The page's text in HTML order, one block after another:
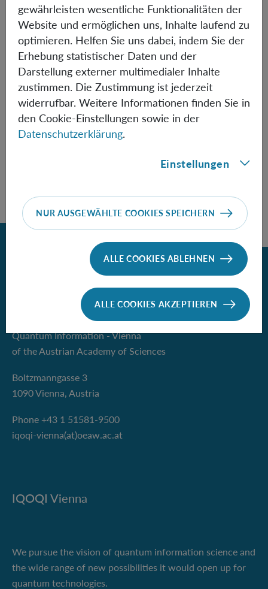
regimes of spins as well as cosmological observables built
from the full quantum group field theory description.
Informationen
Speaker:David Garcia(Ludwig-Maximilian
Institute for Quantum Optics and
Quantum Information - Vienna
of the Austrian Academy of Sciences
Boltzmanngasse 3
1090 Vienna, Austria
Phone +43 1 51581-9500
iqoqi-vienna(at)oeaw.ac.at
IQOQI Vienna
We pursue the vision of quantum information science and
the wide range of new possibilities it would open up for
quantum technologies.
gewährleisten wesentliche Funktionalitäten der
Website und ermöglichen uns, Inhalte laufend zu
optimieren. Helfen Sie uns dabei, indem Sie der
Erhebung statistischer Daten und der
Darstellung externer multimedialer Inhalte
zustimmen. Die Zustimmung ist jederzeit
widerrufbar. Weitere Informationen finden Sie in
den Cookie-Einstellungen sowie in der
Datenschutzerklärung.
Einstellungen
NUR AUSGEWÄHLTE COOKIES SPEICHERN
ALLE COOKIES ABLEHNEN
ALLE COOKIES AKZEPTIEREN